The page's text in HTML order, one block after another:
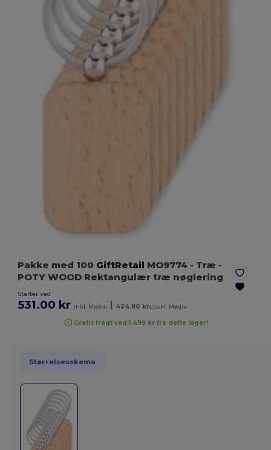
Pakke med 100 GiftRetail MO9774 - Træ -
POTY WOOD Rektangulær træ nøglering
Starter ved
531.00 kr inkl. Mødre 424.80 krekskl. Mødre
Gratis fragt ved 1 499 kr fra dette lager!
Størrelsesskema